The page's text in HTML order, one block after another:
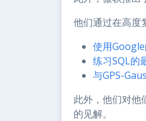
他们通过在高度
使用
练习SQL的
与GPS-
此外，他们对
的见解。